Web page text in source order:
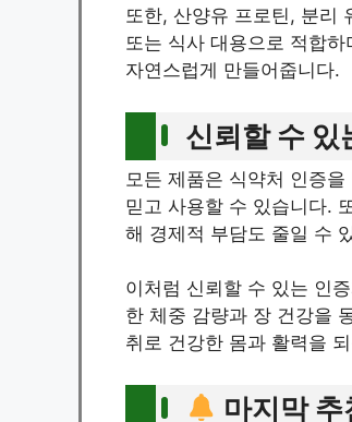
또한, 산양유 프로틴, 분리
또는 식사 대용으로 적합
자연스럽게 만들어줍니다.
신뢰할 수 있
모든 제품은 식약처 인증
믿고 사용할 수 있습니다.
해 경제적 부담도 줄일 수
이처럼 신뢰할 수 있는 인
한 체중 감량과 장 건강을
취로 건강한 몸과 활력을
마지막 추